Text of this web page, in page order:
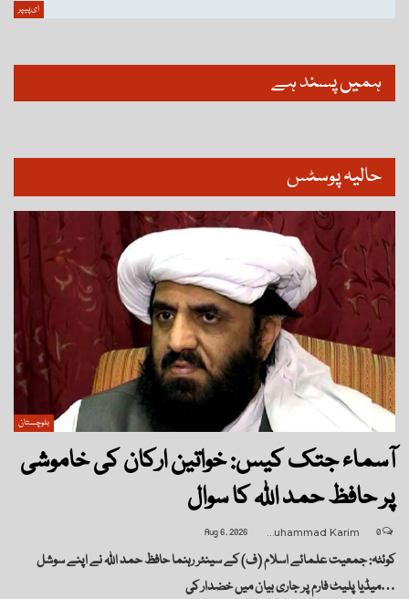
ای پیپر
ہمیں پسند ہے
حالیہ پوسٹس
بلوچستان
آسماء جتک کیس: خواتین ارکان کی خاموشی
پر حافظ حمد اللہ کا سوال
Muhammad Karim
Aug 6, 2026
کوئٹہ: جمعیت علمائے اسلام (ف) کے سینئر رہنما حافظ حمد اللہ نے اپنے سوشل
میڈیا پلیٹ فارم پر جاری بیان میں خضدار کی…